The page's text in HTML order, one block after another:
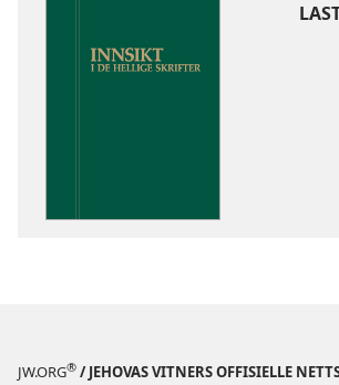
JW.ORG® / JEHOVAS VITNERS OFFISIELLE